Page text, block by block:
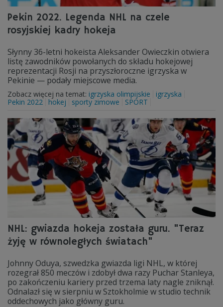
Pekin 2022. Legenda NHL na czele
rosyjskiej kadry hokeja
Słynny 36-letni hokeista Aleksander Owieczkin otwiera
listę zawodników powołanych do składu hokejowej
reprezentacji Rosji na przyszłoroczne igrzyska w
Pekinie — podały miejscowe media.
Zobacz więcej na temat: igrzyska olimpijskie
igrzyska
Pekin 2022
hokej sporty zimowe SPORT
NHL: gwiazda hokeja została guru. "Teraz
żyję w równoległych światach"
Johnny Oduya, szwedzka gwiazda ligi NHL, w której
rozegrał 850 meczów i zdobył dwa razy Puchar Stanleya,
po zakończeniu kariery przed trzema laty nagle zniknął.
Odnalazł się w sierpniu w Sztokholmie w studio technik
oddechowych jako główny guru.